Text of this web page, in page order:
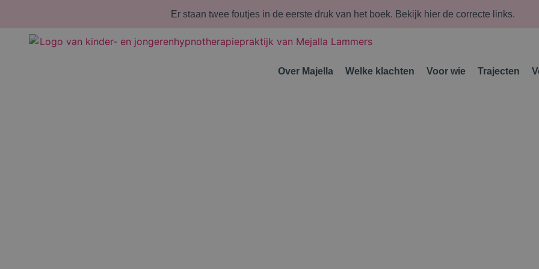
Er staan twee foutjes in de eerste druk van het boek. Bekijk hier de correcte links.
Over Majella Welke klachten Voor wie Trajecten